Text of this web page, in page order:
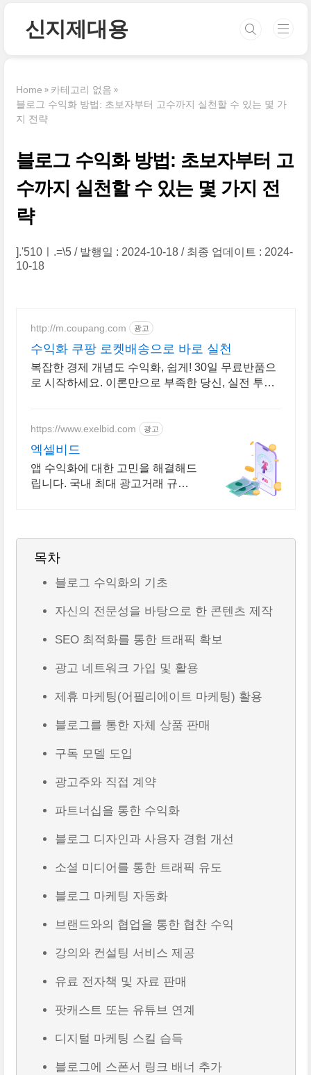
신지제대용
Home
카테고리 없음
블로그 수익화 방법: 초보자부터 고수까지 실천할 수 있는 몇 가
지 전략
블로그 수익화 방법: 초보자부터 고
수까지 실천할 수 있는 몇 가지 전
략
].'510ㅣ.=\5 발행일 : 2024-10-18
최종 업데이트 : 2024-
10-18
http://m.coupang.com 광고
수익화 쿠팡 로켓배송으로 바로 실천
복잡한 경제 개념도 수익화, 쉽게! 30일 무료반품으
로 시작하세요. 이론만으로 부족한 당신, 실전 투자
https://www.exelbid.com 광고
엑셀비드
앱 수익화에 대한 고민을 해결해드
립니다. 국내 최대 광고거래 규모
목차
블로그 수익화의 기초
자신의 전문성을 바탕으로 한 콘텐츠 제작
SEO 최적화를 통한 트래픽 확보
광고 네트워크 가입 및 활용
제휴 마케팅(어필리에이트 마케팅) 활용
블로그를 통한 자체 상품 판매
구독 모델 도입
광고주와 직접 계약
파트너십을 통한 수익화
블로그 디자인과 사용자 경험 개선
소셜 미디어를 통한 트래픽 유도
블로그 마케팅 자동화
브랜드와의 협업을 통한 협찬 수익
강의와 컨설팅 서비스 제공
유료 전자책 및 자료 판매
팟캐스트 또는 유튜브 연계
디지털 마케팅 스킬 습득
블로그에 스폰서 링크 배너 추가